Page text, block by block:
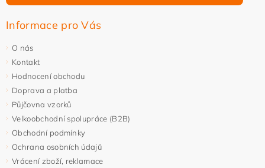
Informace pro Vás
O nás
Kontakt
Hodnocení obchodu
Doprava a platba
Půjčovna vzorků
Velkoobchodní spolupráce (B2B)
Obchodní podmínky
Ochrana osobních údajů
Vrácení zboží, reklamace